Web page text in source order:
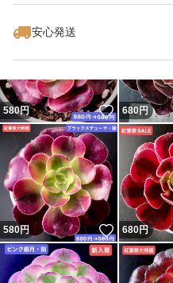
せん。商品受け取り後は、
ます。
蒸れて腐らないよう届きま
い。
★★また、腐った苗がある
す！★★
ご質問への返事が1日以上
安心発送
580円 いいね！
680円
580円 いいね！
680円